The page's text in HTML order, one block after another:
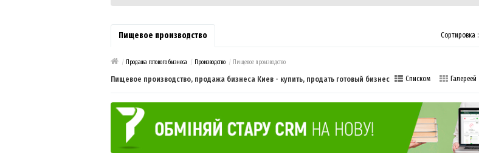
Пищевое производство Сортировка :
/ Продажа готового бизнеса / Производство / Пищевое производство
Пищевое производство, продажа бизнеса Киев - купить, продать готовый бизнес Списком Галереей